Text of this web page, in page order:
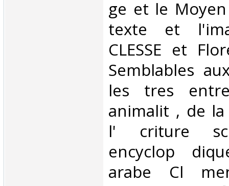
ge et le
texte et
CLESSE et
Semblables
les tres
animalit , de
l' criture
encyclop
arabe Cl